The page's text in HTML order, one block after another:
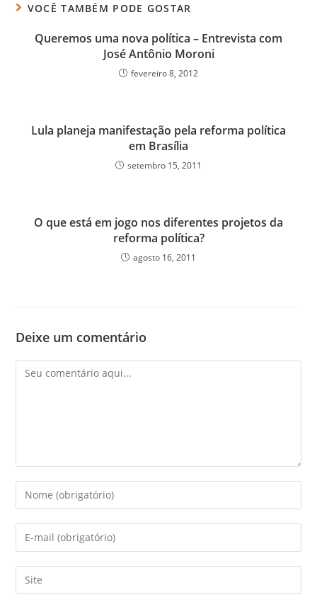
VOCÊ TAMBÉM PODE GOSTAR
Queremos uma nova política – Entrevista com
José Antônio Moroni
fevereiro 8, 2012
Lula planeja manifestação pela reforma política
em Brasília
setembro 15, 2011
O que está em jogo nos diferentes projetos da
reforma política?
agosto 16, 2011
Deixe um comentário